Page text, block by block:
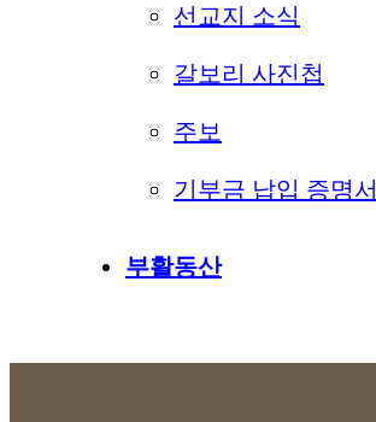
선교지 소식
갈보리 사진첩
주보
기부금 납입 증명서
부활동산